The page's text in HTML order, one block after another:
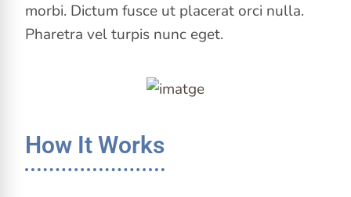
morbi. Dictum fusce ut placerat orci nulla.
Pharetra vel turpis nunc eget.
How It Works